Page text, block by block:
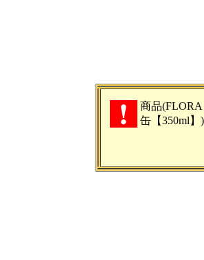
商品
缶【350ml